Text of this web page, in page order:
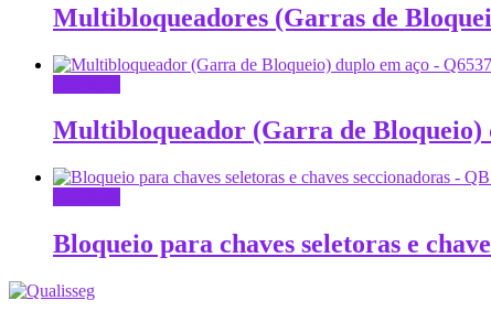
Multibloqueadores (Garras de
Multibloqueador (Garra de Bloqueio)
Bloqueio para chaves seletoras e